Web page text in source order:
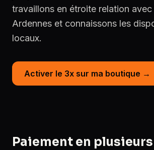
travaillons en étroite relation avec
Ardennes et connaissons les
locaux.
Activer le 3x sur ma boutique →
Paiement en